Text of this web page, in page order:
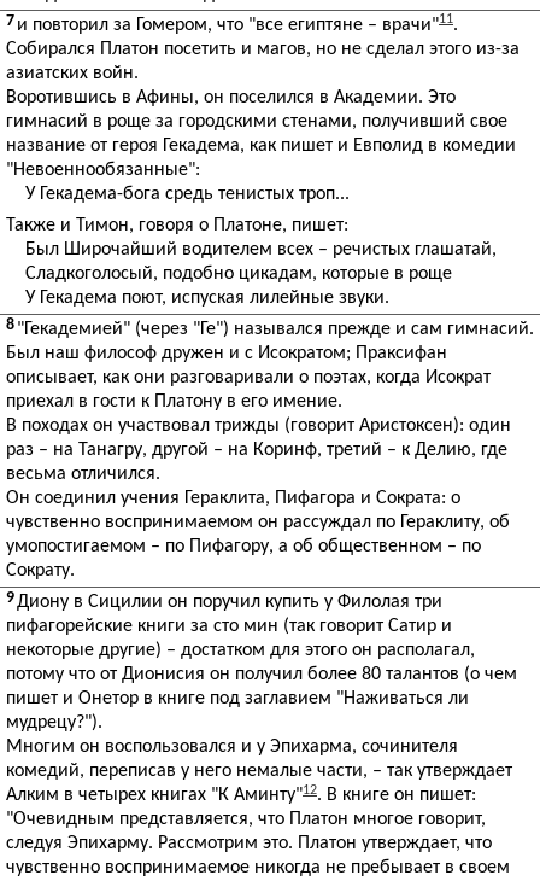
7 и повторил за Гомером, что "все египтяне – врачи"11.
Собирался Платон посетить и магов, но не сделал этого из-за
азиатских войн.
Воротившись в Афины, он поселился в Академии. Это
гимнасий в роще за городскими стенами, получивший свое
название от героя Гекадема, как пишет и Евполид в комедии
"Невоеннообязанные":
У Гекадема-бога средь тенистых троп...
Также и Тимон, говоря о Платоне, пишет:
Был Широчайший водителем всех – речистых глашатай,
Сладкоголосый, подобно цикадам, которые в роще
У Гекадема поют, испуская лилейные звуки.
8 "Гекадемией" (через "Ге") назывался прежде и сам гимнасий.
Был наш философ дружен и с Исократом; Праксифан
описывает, как они разговаривали о поэтах, когда Исократ
приехал в гости к Платону в его имение.
В походах он участвовал трижды (говорит Аристоксен): один
раз – на Танагру, другой – на Коринф, третий – к Делию, где
весьма отличился.
Он соединил учения Гераклита, Пифагора и Сократа: о
чувственно воспринимаемом он рассуждал по Гераклиту, об
умопостигаемом – по Пифагору, а об общественном – по
Сократу.
9Диону в Сицилии он поручил купить у Филолая три
пифагорейские книги за сто мин (так говорит Сатир и
некоторые другие) – достатком для этого он располагал,
потому что от Дионисия он получил более 80 талантов (о чем
пишет и Онетор в книге под заглавием "Наживаться ли
мудрецу?").
Многим он воспользовался и у Эпихарма, сочинителя
комедий, переписав у него немалые части, – так утверждает
Алким в четырех книгах "К Аминту"12. В книге он пишет:
"Очевидным представляется, что Платон многое говорит,
следуя Эпихарму. Рассмотрим это. Платон утверждает, что
чувственно воспринимаемое никогда не пребывает в своем